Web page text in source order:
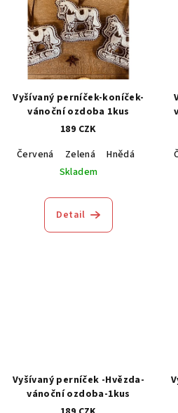
Vyšívaný perníček-koníček-
vánoční ozdoba 1kus
189 CZK
Červená
Zelená Hnědá
Modrá
Skladem
Detail
Vyšívaný perníček -Hvězda-
vánoční ozdoba-1kus